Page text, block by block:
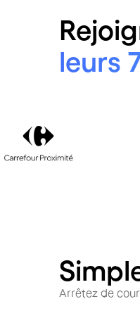
leurs
Arrêtez de